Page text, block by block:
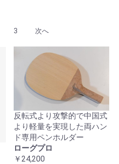
3 次へ
反転式より攻撃的で中国式
より軽量を実現した両ハン
ド専用ペンホルダー
ローグプロ
￥24,200